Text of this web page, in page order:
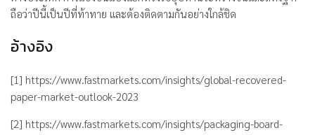
ถือว่าปีนี้เป็นปีที่ท้าทาย และต้องติดตามกันอย่างใกล้ชิด
อ้างอิง
[1] https://www.fastmarkets.com/insights/global-recovered-
paper-market-outlook-2023
[2] https://www.fastmarkets.com/insights/packaging-board-